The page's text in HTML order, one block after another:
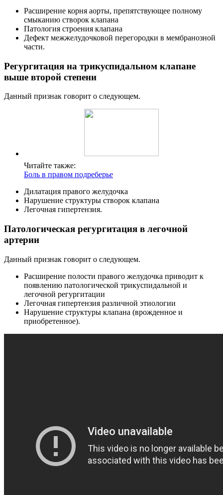
Расширение корня аорты, препятствующее полному
смыканию створок клапана
Патология строения клапана
Дефект межжелудочковой перегородки в мембранозной
части.
Регургитация на трикуспидальном клапане
выше второй степени
Данный признак говорит о следующем.
Читайте также:
Боль в правом подреберье
Дилатация правого желудочка
Нарушение структуры створок клапана
Легочная гипертензия.
Патологическая регургитация в легочной
артерии
Данный признак говорит о следующем.
Расширение полости правого желудочка приводит к
появлению патологической трикуспидальной и
легочной регургитации
Легочная гипертензия различной этиологии
Нарушение структуры клапана (врожденное и
приобретенное).